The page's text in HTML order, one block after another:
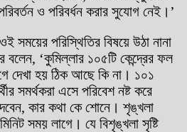
পরিবর্তন ও পরিবর্ধন করার সুযোগ নেই।’
সময়ের পরিস্থিতির বিষয়ে উঠা নানা
‘কুমিল্লার ১০৫টি কেন্দ্রের ফল
হয় ঠিক আছে কি না। ১০১
সমর্থকরা এসে পরিবেশ নষ্ট করে
কার কথা কে শোনে। শৃঙ্খলা
সময় লাগে। যে বিশৃঙ্খলা সৃষ্টি